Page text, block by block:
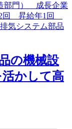
の機械設
活かして高